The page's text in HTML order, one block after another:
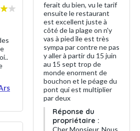
ferait du bien, vu le tarif
ensuite le restaurant
est excellent juste à
côté de la plage on n'y
vas à pied île est très
sympa par contre ne pas
y aller à partir du 15 juin
au 15 sept trop de
monde enorment de
bouchon et le péage du
pont qui est multiplier
par deux
Réponse du
propriétaire :
Cher Monsieur, Nous